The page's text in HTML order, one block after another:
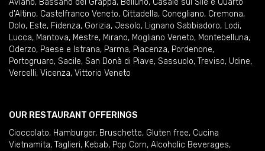
Aviano, Bassano del Grappa, Belluno, Casale sul Sile e Quarto
d'Altino, Castelfranco Veneto, Cittadella, Conegliano, Cremona,
Dolo, Este, Fidenza, Gorizia, Jesolo, Lignano Sabbiadoro, Lodi,
Lucca, Mantova, Mestre, Mirano, Mogliano Veneto, Montebelluna,
Oderzo, Paese e Istrana, Parma, Piacenza, Pordenone,
Portogruaro, Sacile, San Donà di Piave, Sassuolo, Treviso, Udine,
Vercelli, Vicenza, Vittorio Veneto
OUR RESTAURANT OFFERINGS
Cioccolato, Hamburger, Bruschette, Gluten free, Cucina
Vietnamita, Taglieri, Kebab, Pop Corn, Alcoholic Beverages,